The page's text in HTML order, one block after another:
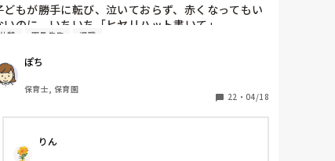
どもが勝手に転び、泣いておらず、赤くなってもい
いのに、いちいち「ヒヤリハット書いて」
と書かされ
休憩時間に書くしかなく、辛いです
そう言う本人は書かない）
しかも、上司に↑この内容でも
「どうしたらなくせるか」
呼ばれて一緒に対策を考えさせられること多数
休憩 園長先生 退職
ぽち
保育士, 保育園
22 ・ 04/18
りん